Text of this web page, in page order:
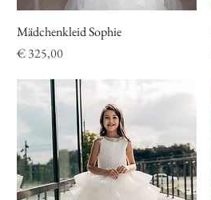
Schnellansicht
Mädchenkleid Sophie
Preis
€ 325,00